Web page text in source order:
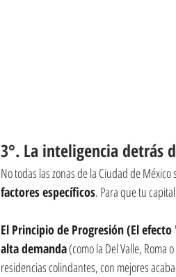
3°. La inteligencia detrás
No todas las zonas de la Ciudad de
factores específicos. Para que tu
El Principio de Progresión (El
alta demanda (como la Del Valle, Roma
residencias colindantes, con mejores